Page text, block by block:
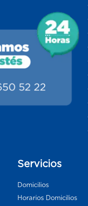
Servicios
Domicilios
Horarios Domicilios